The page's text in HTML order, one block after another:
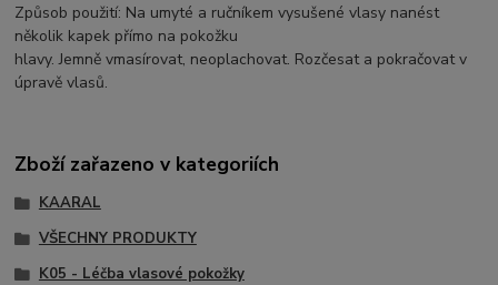
Způsob použití: Na umyté a ručníkem vysušené vlasy nanést
několik kapek přímo na pokožku
hlavy. Jemně vmasírovat, neoplachovat. Rozčesat a pokračovat v
úpravě vlasů.
Zboží zařazeno v kategoriích
KAARAL
VŠECHNY PRODUKTY
K05 - Léčba vlasové pokožky